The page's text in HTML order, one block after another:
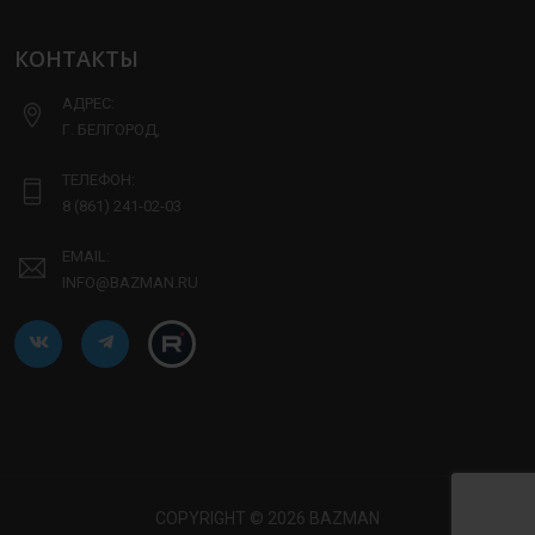
КОНТАКТЫ
АДРЕС:
Г. БЕЛГОРОД,
ТЕЛЕФОН:
8 (861) 241-02-03
EMAIL:
INFO@BAZMAN.RU
COPYRIGHT © 2026 BAZMAN